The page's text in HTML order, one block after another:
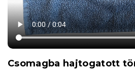
Csomagba hajtogatott